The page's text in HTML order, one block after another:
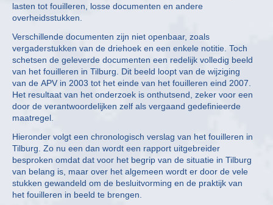
lasten tot fouilleren, losse documenten en andere
overheidsstukken.
Verschillende documenten zijn niet openbaar, zoals
vergaderstukken van de driehoek en een enkele notitie. Toch
schetsen de geleverde documenten een redelijk volledig beeld
van het fouilleren in Tilburg. Dit beeld loopt van de wijziging
van de APV in 2003 tot het einde van het fouilleren eind 2007.
Het resultaat van het onderzoek is onthutsend, zeker voor een
door de verantwoordelijken zelf als vergaand gedefinieerde
maatregel.
Hieronder volgt een chronologisch verslag van het fouilleren in
Tilburg. Zo nu een dan wordt een rapport uitgebreider
besproken omdat dat voor het begrip van de situatie in Tilburg
van belang is, maar over het algemeen wordt er door de vele
stukken gewandeld om de besluitvorming en de praktijk van
het fouilleren in beeld te brengen.